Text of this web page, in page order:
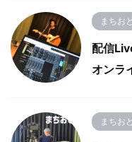
まちお
配信
オンラ
まちお